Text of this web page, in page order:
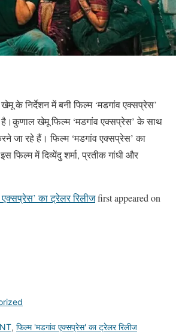
के निर्देशन में बनी फिल्म ‘मडगांव एक्सप्रेस’
है।कुणाल खेमू फिल्म ‘मडगांव एक्सप्रेस’ के साथ
जा रहे हैं। फिल्म ‘मडगांव एक्सप्रेस’ का
फिल्म में दिव्येंदु शर्मा, प्रतीक गांधी और
एक्सप्रेस’ का ट्रेलर रिलीजfirst appeared on
, फिल्म 'मडगांव एक्सप्रेस' का ट्रेलर रिलीज